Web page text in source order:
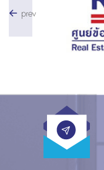
prev